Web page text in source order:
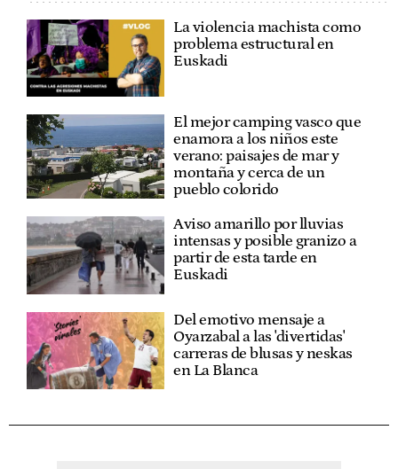
La violencia machista como
problema estructural en
Euskadi
El mejor camping vasco que
enamora a los niños este
verano: paisajes de mar y
montaña y cerca de un
pueblo colorido
Aviso amarillo por lluvias
intensas y posible granizo a
partir de esta tarde en
Euskadi
Del emotivo mensaje a
Oyarzabal a las 'divertidas'
carreras de blusas y neskas
en La Blanca